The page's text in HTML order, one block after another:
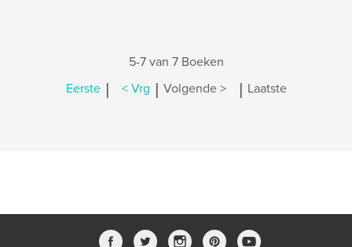
5-7 van 7 Boeken
Eerste | < Vrg | Volgende > | Laatste